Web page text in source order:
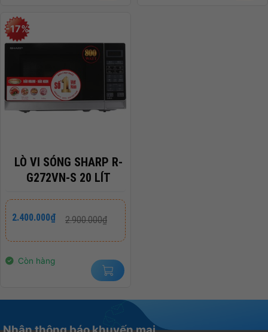
-17%
LÒ VI SÓNG SHARP R-
G272VN-S 20 LÍT
2.900.000₫
gốc
2.900.000₫.
2.400.000₫
hiện
là:
Còn hàng